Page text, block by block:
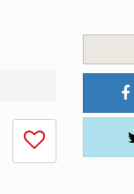
I
don't